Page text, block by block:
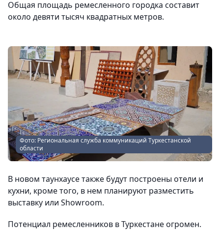
Общая площадь ремесленного городка составит
около девяти тысяч квадратных метров.
Фото: Региональная служба коммуникаций Туркестанской
области
В новом таунхаусе также будут построены отели и
кухни, кроме того, в нем планируют разместить
выставку или Showroom.
Потенциал ремесленников в Туркестане огромен.